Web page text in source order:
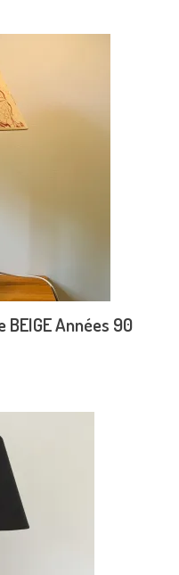
BEIGE Années 90